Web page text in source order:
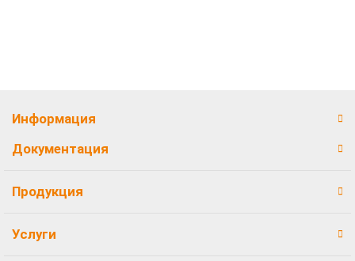
Информация
Документация
Продукция
Услуги